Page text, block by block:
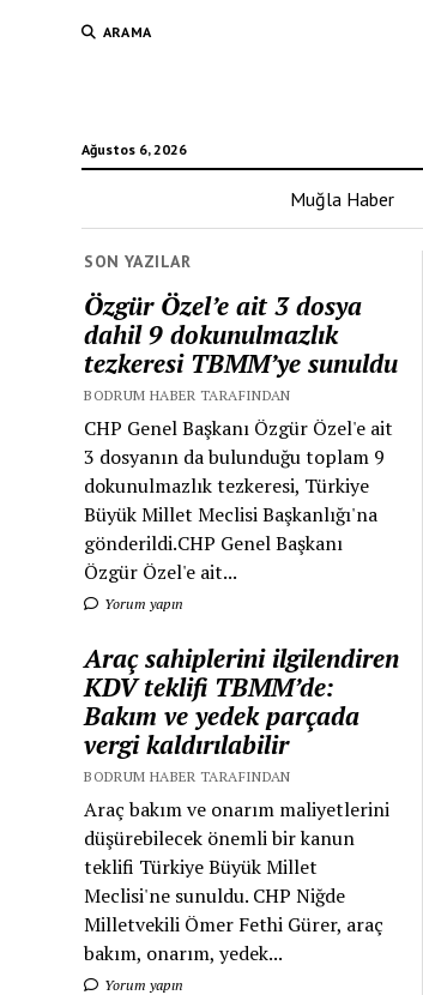
ARAMA
Ağustos 6, 2026
Muğla Haber
SON YAZILAR
Özgür Özel’e ait 3 dosya
dahil 9 dokunulmazlık
tezkeresi TBMM’ye sunuldu
BODRUM HABER TARAFINDAN
CHP Genel Başkanı Özgür Özel'e ait
3 dosyanın da bulunduğu toplam 9
dokunulmazlık tezkeresi, Türkiye
Büyük Millet Meclisi Başkanlığı'na
gönderildi.CHP Genel Başkanı
Özgür Özel'e ait...
Yorum yapın
Araç sahiplerini ilgilendiren
KDV teklifi TBMM’de:
Bakım ve yedek parçada
vergi kaldırılabilir
BODRUM HABER TARAFINDAN
Araç bakım ve onarım maliyetlerini
düşürebilecek önemli bir kanun
teklifi Türkiye Büyük Millet
Meclisi'ne sunuldu. CHP Niğde
Milletvekili Ömer Fethi Gürer, araç
bakım, onarım, yedek...
Yorum yapın